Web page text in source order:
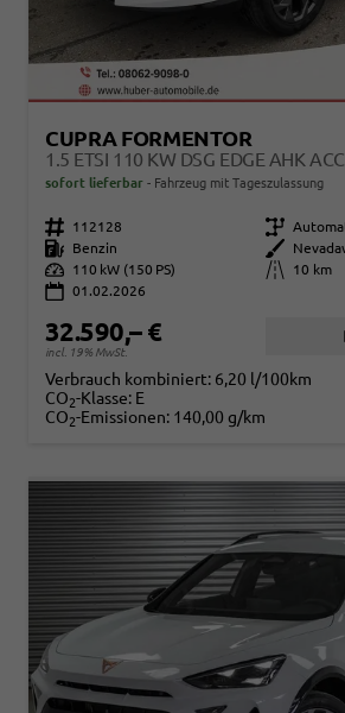
CUPRA FORMENTOR
1.5 ETSI 110 KW DSG EDGE AHK
sofort lieferbar Fahrzeug mit Tageszulassung
Fahrzeugnr. 112128 Getriebe
Kraftstoff
Benzin Außenfarbe
Leistung
110 kW (150 PS) Kilometerstand
10 km
01.02.2026
32.590,– €
incl. 19% MwSt.
Verbrauch kombiniert: 6,20 l/100km
CO2-Klasse: E
CO2-Emissionen: 140,00 g/km